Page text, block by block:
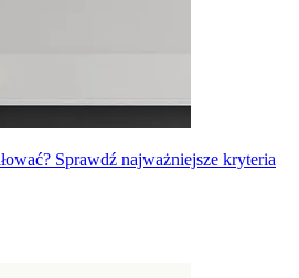
Sprawdź najważniejsze kryteria